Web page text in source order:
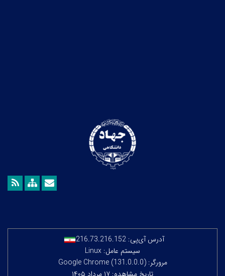
آدرس آی‌پی: 216.73.216.152
سیستم عامل: Linux
مرورگر: Google Chrome (131.0.0.0)